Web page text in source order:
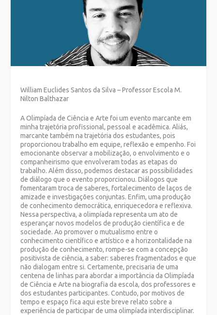
William Euclides Santos da Silva – Professor Escola M.
Nilton Balthazar
A Olimpíada de Ciência e Arte foi um evento marcante em
minha trajetória profissional, pessoal e acadêmica. Aliás,
marcante também na trajetória dos estudantes, pois
proporcionou trabalho em equipe, reflexão e empenho. Foi
emocionante observar a mobilização, o envolvimento e o
companheirismo que envolveram todas as etapas do
trabalho. Além disso, podemos destacar as possibilidades
de diálogo que o evento proporcionou. Diálogos que
fomentaram troca de saberes, fortalecimento de laços de
amizade e investigações conjuntas. Enfim, uma produção
de conhecimento democrática, enriquecedora e reflexiva.
Nessa perspectiva, a olimpíada representa um ato de
esperançar novos modelos de produção científica e de
sociedade. Ao promover o mutualismo entre o
conhecimento científico e artístico e a horizontalidade na
produção de conhecimento, rompe-se com a concepção
positivista de ciência, a saber: saberes fragmentados e que
não dialogam entre si. Certamente, precisaria de uma
centena de linhas para abordar a importância da Olimpíada
de Ciência e Arte na biografia da escola, dos professores e
dos estudantes participantes. Contudo, por motivos de
tempo e espaço fica aqui este breve relato sobre a
experiência de participar de uma olimpíada interdisciplinar.